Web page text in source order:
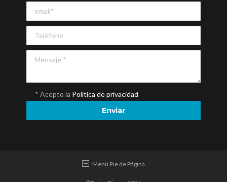
* Acepto la Política de privacidad
Menú Pie de Página